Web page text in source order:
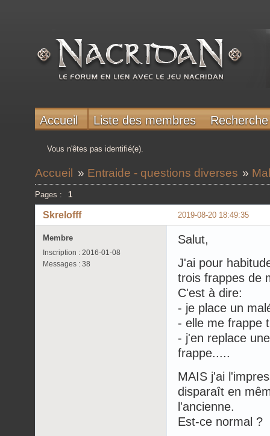
Accueil Liste des membres Recherche
Vous n'êtes pas identifié(e).
Accueil » Entraide - questions diverses »
Pages : 1
2019-08-20 18:49:35
Skrelofff
Membre
Inscription : 2016-01-08
Messages : 38
Salut,
J'ai pour
trois frappes de
C'est à dire:
- je place un
- elle me frappe
- j'en replace
frappe.....
MAIS j'ai
disparaît en
l'ancienne.
Est-ce normal ?